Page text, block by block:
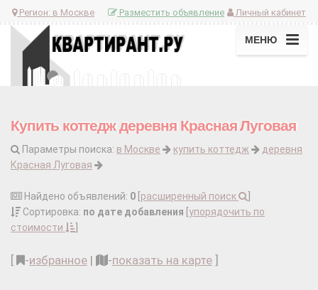
Регион: в Москве Личный кабинет
Разместить объявление
МЕНЮ
Купить коттедж деревня Красная Луговая
Параметры поиска: в Москве купить коттедж
деревня
Красная Луговая
Найдено объявлений: 0 расширенный поиск
Сортировка: по дате добавления упорядочить по
стоимости
-избранное | -показать на карте